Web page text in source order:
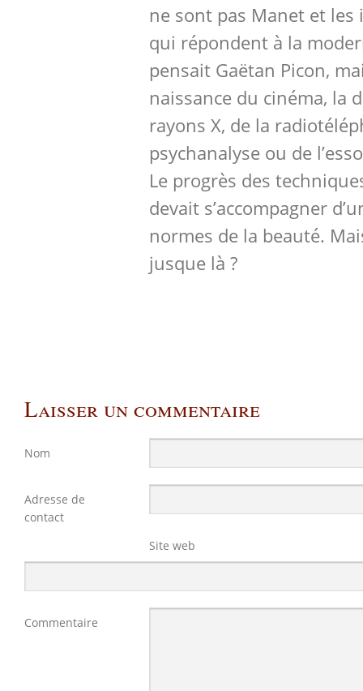
ne sont pas Manet et
qui répondent à la
pensait Gaëtan Picon,
naissance du cinéma, la
rayons X, de la
psychanalyse ou de
Le progrès des
devait s’accompagner
normes de la beauté.
jusque là ?
Laisser un commentaire
Nom
Adresse de
contact
Site web
Commentaire